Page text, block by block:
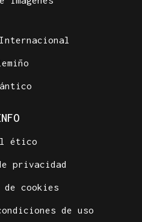
ético
privacidad
cookies
de uso